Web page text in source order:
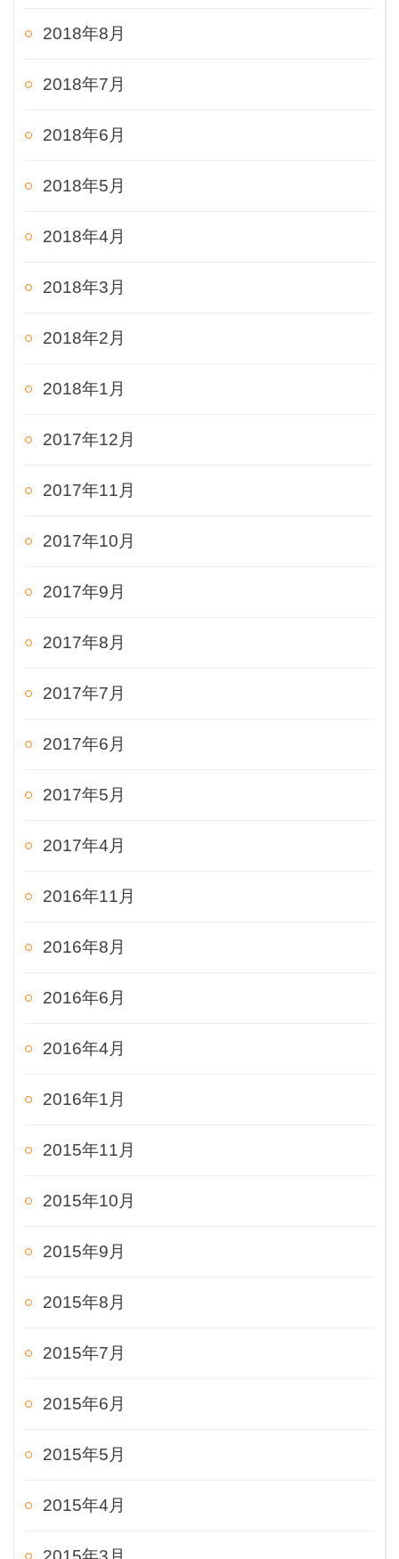
2018年8月
2018年7月
2018年6月
2018年5月
2018年4月
2018年3月
2018年2月
2018年1月
2017年12月
2017年11月
2017年10月
2017年9月
2017年8月
2017年7月
2017年6月
2017年5月
2017年4月
2016年11月
2016年8月
2016年6月
2016年4月
2016年1月
2015年11月
2015年10月
2015年9月
2015年8月
2015年7月
2015年6月
2015年5月
2015年4月